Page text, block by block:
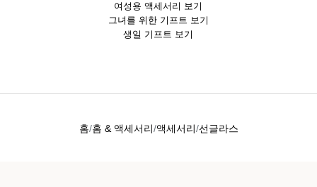
여성용 액세서리 보기
그녀를 위한 기프트 보기
생일 기프트 보기
홈 홈 & 액세서리 액세서리 선글라스